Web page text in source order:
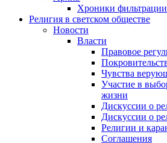
Хроники
Религия в светском обществе
Новости
Власти
Правовое
Чувства
Участие в
жизни
Дискуссии о
Дискуссии о
Религии и
Соглашения